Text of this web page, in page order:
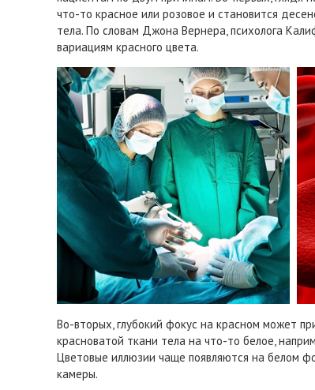
что-то красное или розовое и становится
тела. По словам Джона Вернера, психолога
вариациям красного цвета.
Во-вторых, глубокий фокус на красном может
красноватой ткани тела на что-то белое,
Цветовые иллюзии чаще появляются на белом
камеры.